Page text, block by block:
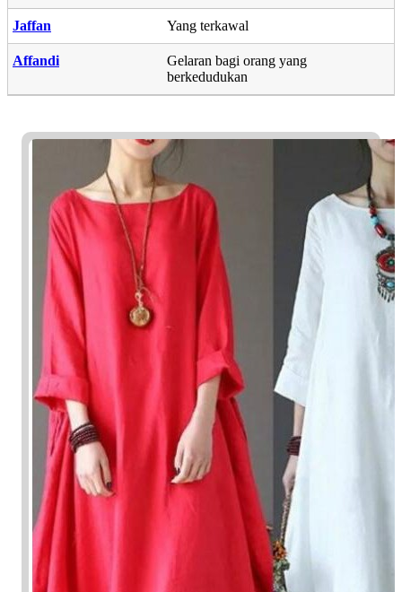
Jaffan Yang terkawal
Affandi
Gelaran bagi orang yang
berkedudukan